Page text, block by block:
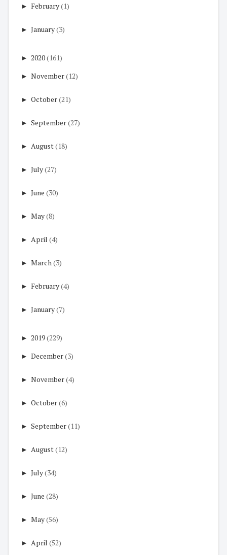
► February(1)
► January(3)
► 2020(161)
► November(12)
► October(21)
► September(27)
► August(18)
► July(27)
► June (30)
► May(8)
► April (4)
► March (3)
► February(4)
► January(7)
► 2019(229)
► December(3)
► November(4)
► October(6)
► September(11)
► August(12)
► July(34)
► June (28)
► May(56)
► April (52)